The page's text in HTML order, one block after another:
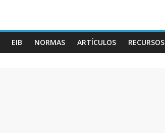
EIB NORMAS ARTÍCULOS RECURSOS